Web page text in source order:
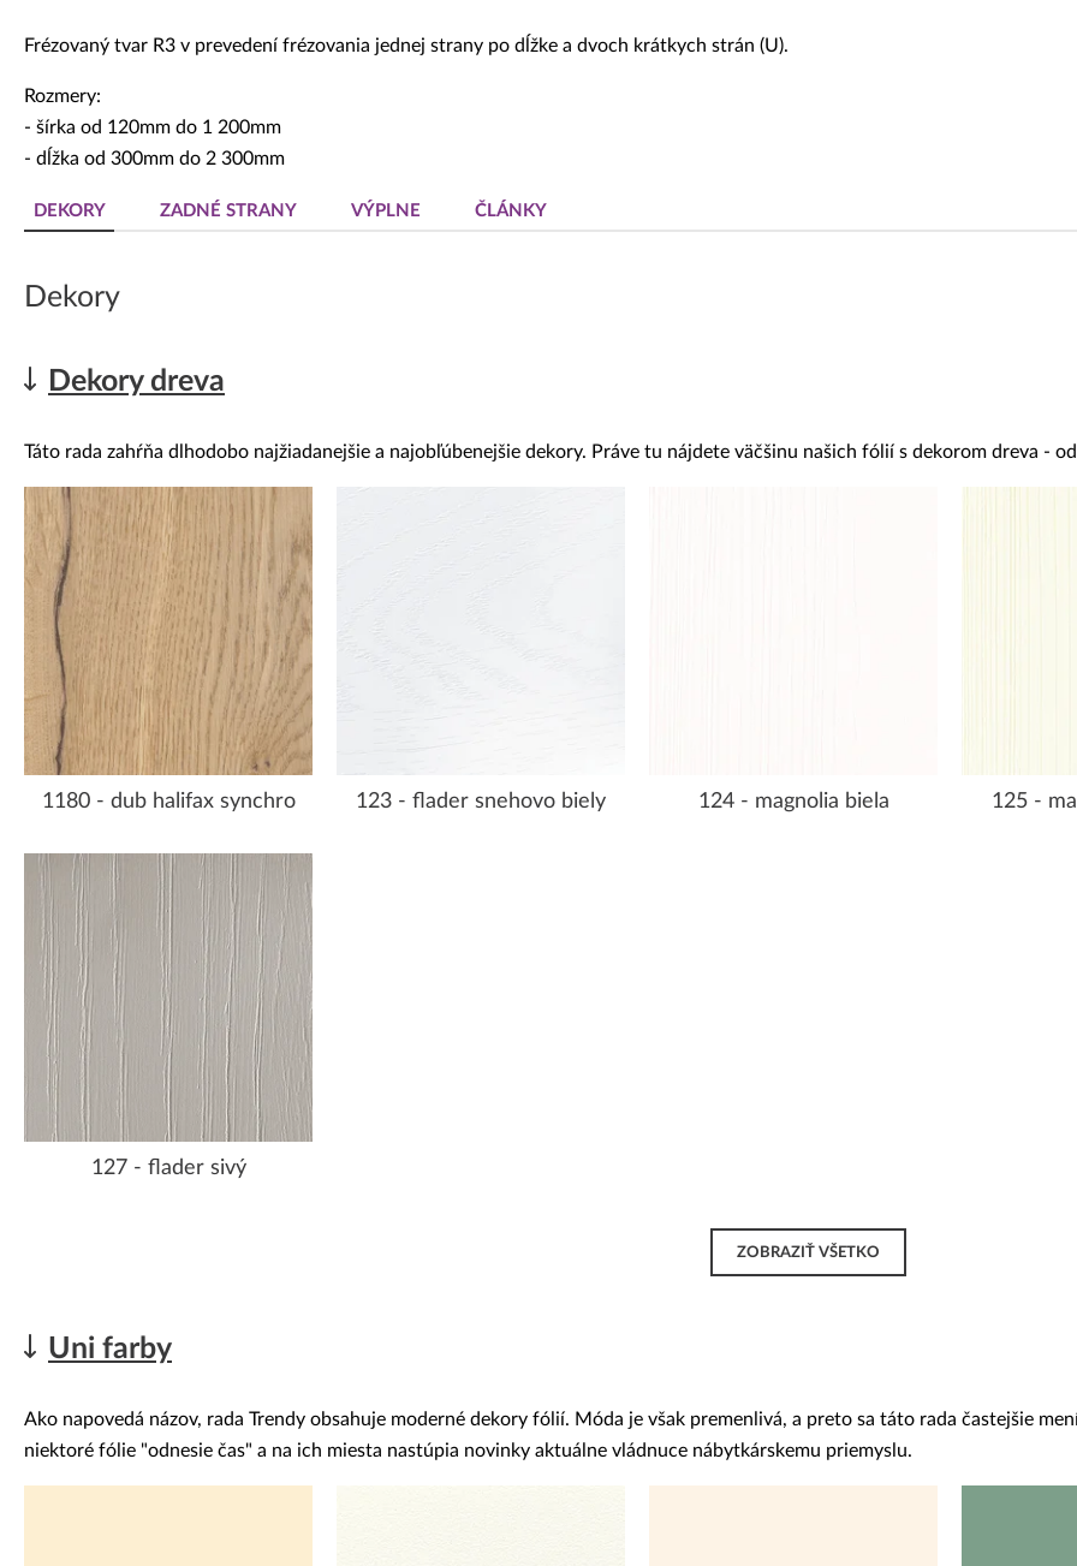
Frézovaný tvar R3 v prevedení frézovania jednej strany po dĺžke a dvoch krátkych strán (U).
Rozmery:
- šírka od 120mm do 1 200mm
- dĺžka od 300mm do 2 300mm
DEKORY ZADNÉ STRANY VÝPLNE ČLÁNKY
Dekory
Dekory dreva
Táto rada zahŕňa dlhodobo najžiadanejšie a najobľúbenejšie dekory. Práve tu nájdete väčšinu našich fólií s dekorom dreva -
1180 - dub halifax synchro 123 - flader snehovo biely 124 - magnolia biela 125 -
127 - flader sivý
ZOBRAZIŤ VŠETKO
Uni farby
Ako napovedá názov, rada Trendy obsahuje moderné dekory fólií. Móda je však premenlivá, a preto sa táto rada častejšie
niektoré fólie "odnesie čas" a na ich miesta nastúpia novinky aktuálne vládnuce nábytkárskemu priemyslu.